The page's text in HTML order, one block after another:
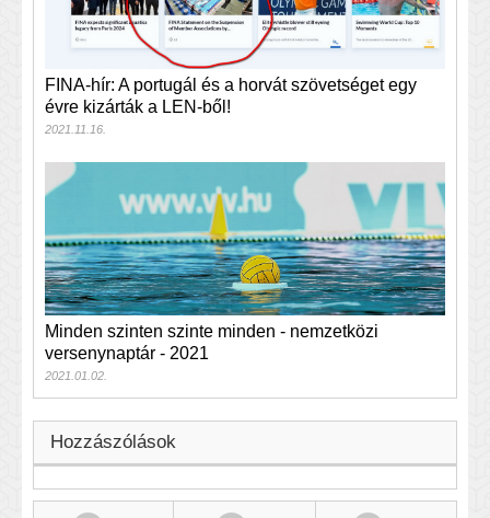
FINA-hír: A portugál és a horvát szövetséget egy
évre kizárták a LEN-ből!
2021.11.16.
Minden szinten szinte minden - nemzetközi
versenynaptár - 2021
2021.01.02.
Hozzászólások